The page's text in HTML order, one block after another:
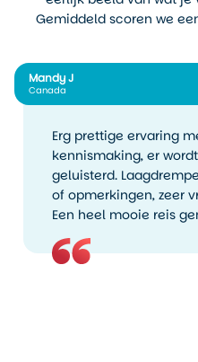
Gemiddeld scoren we
Mandy J
Canada
Erg prettige ervaring
kennismaking, er
geluisterd.
of opmerkingen, zeer
Een heel mooie reis